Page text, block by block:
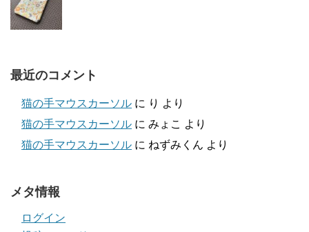
最近のコメント
猫の手マウスカーソル に り より
猫の手マウスカーソル に みょこ より
猫の手マウスカーソル に ねずみくん より
メタ情報
ログイン